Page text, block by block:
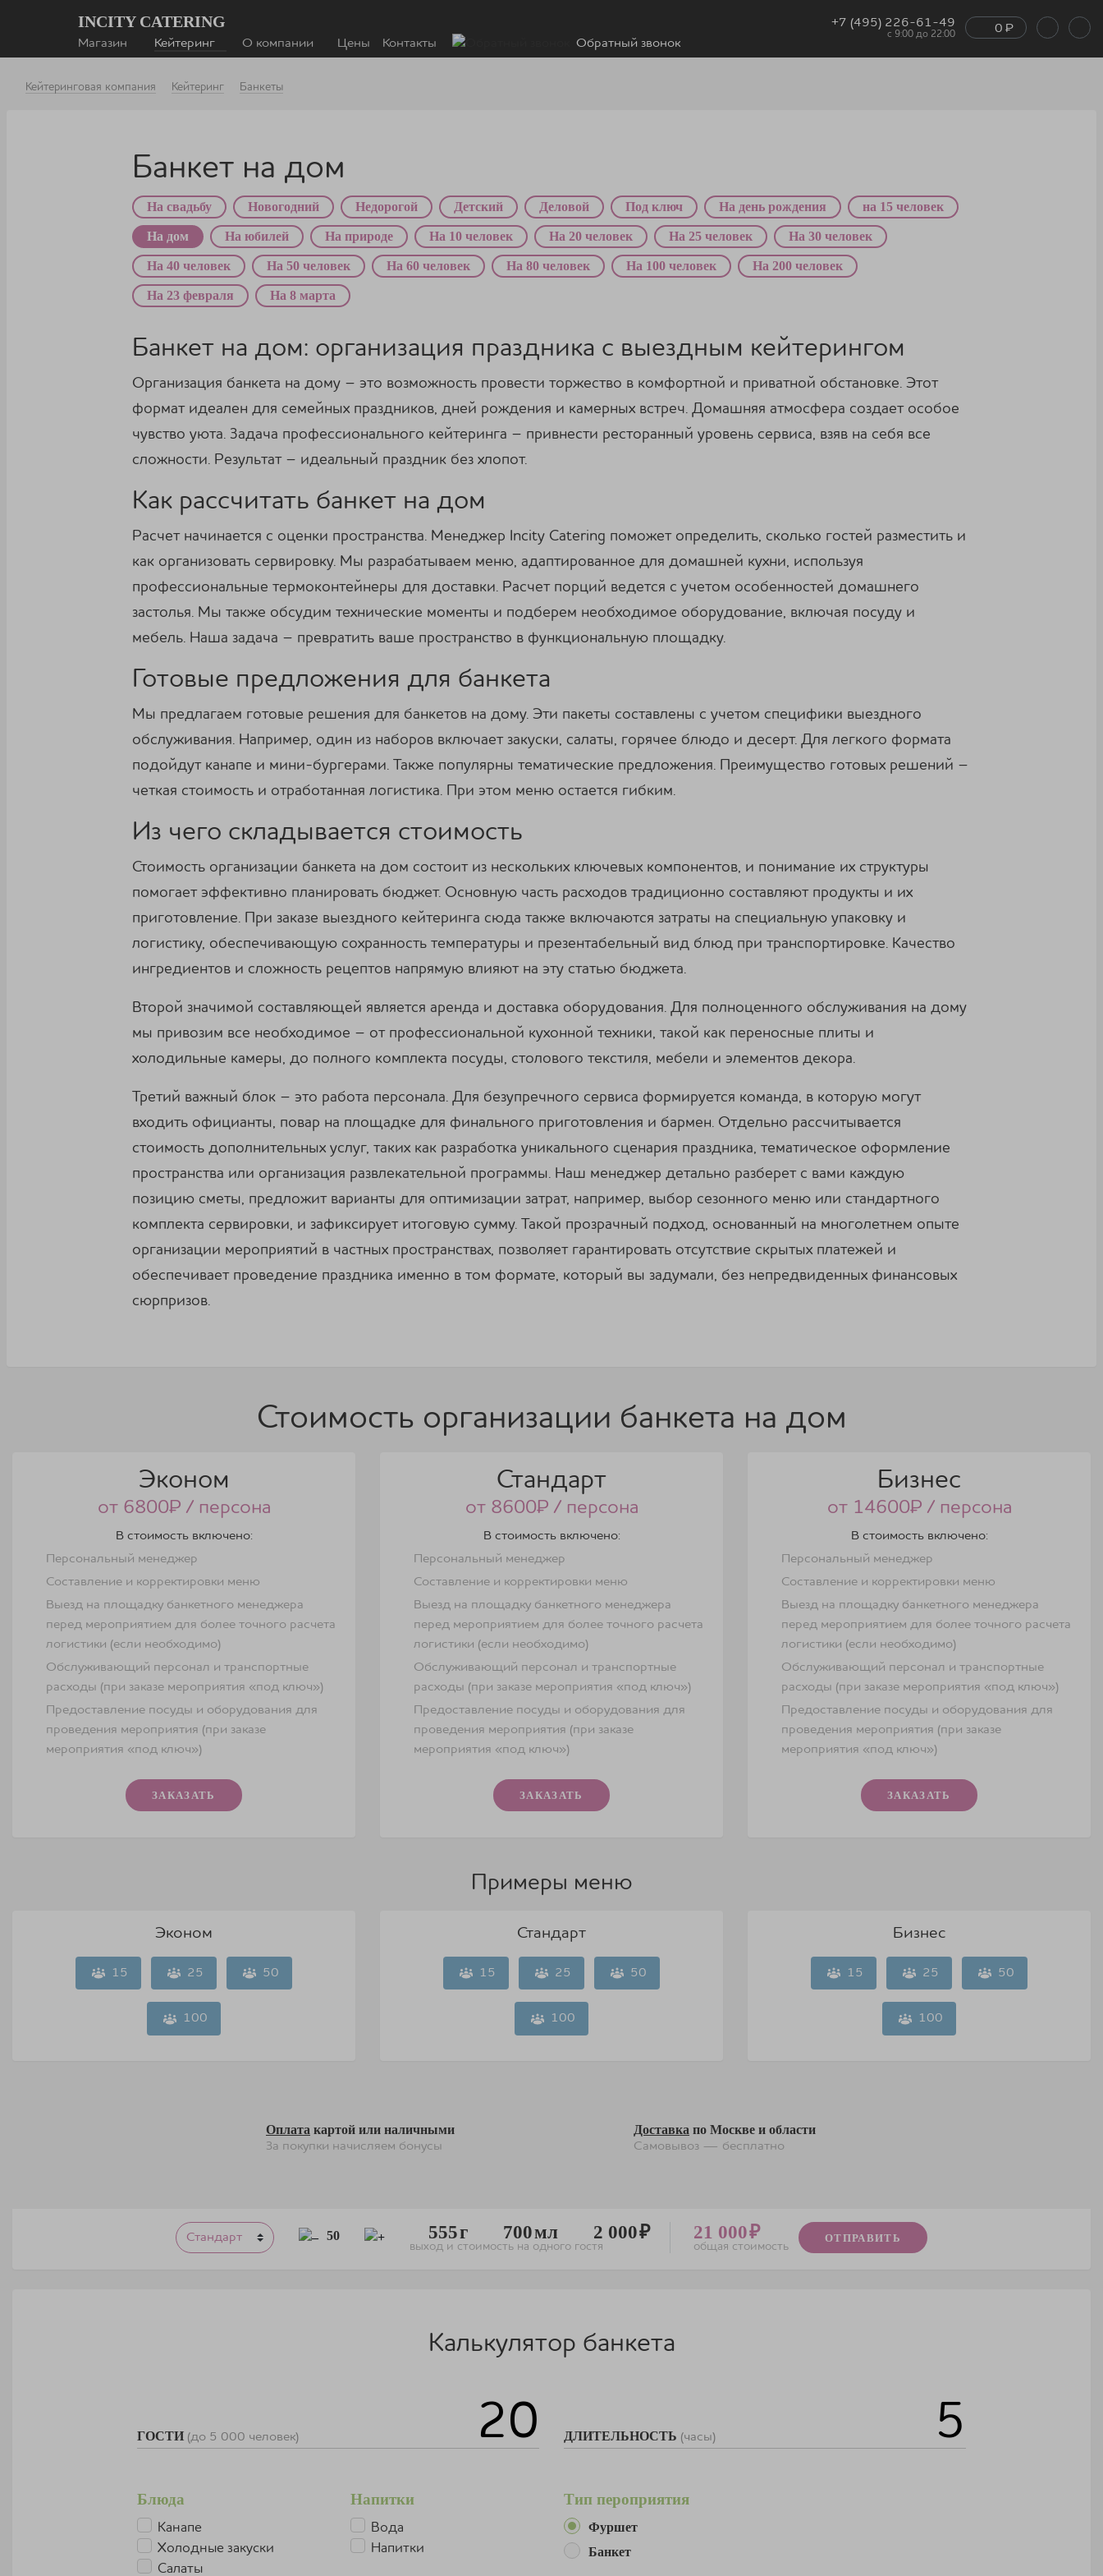
INCITY CATERING
Магазин Кейтеринг О компании Цены Контакты Обратный звонок
+7 (495) 226-61-49
с 9:00 до 22:00 0 ₽
Кейтеринговая компания Кейтеринг Банкеты
Банкет на дом
На свадьбу Новогодний Недорогой Детский Деловой Под ключ На день рождения на 15 человек
На дом На юбилей На природе На 10 человек На 20 человек На 25 человек На 30 человек
На 40 человек На 50 человек На 60 человек На 80 человек На 100 человек На 200 человек
На 23 февраля На 8 марта
Банкет на дом: организация праздника с выездным кейтерингом
Организация банкета на дому – это возможность провести торжество в комфортной и приватной обстановке. Этот
формат идеален для семейных праздников, дней рождения и камерных встреч. Домашняя атмосфера создает особое
чувство уюта. Задача профессионального кейтеринга – привнести ресторанный уровень сервиса, взяв на себя все
сложности. Результат – идеальный праздник без хлопот.
Как рассчитать банкет на дом
Расчет начинается с оценки пространства. Менеджер Incity Catering поможет определить, сколько гостей разместить и
как организовать сервировку. Мы разрабатываем меню, адаптированное для домашней кухни, используя
профессиональные термоконтейнеры для доставки. Расчет порций ведется с учетом особенностей домашнего
застолья. Мы также обсудим технические моменты и подберем необходимое оборудование, включая посуду и
мебель. Наша задача – превратить ваше пространство в функциональную площадку.
Готовые предложения для банкета
Мы предлагаем готовые решения для банкетов на дому. Эти пакеты составлены с учетом специфики выездного
обслуживания. Например, один из наборов включает закуски, салаты, горячее блюдо и десерт. Для легкого формата
подойдут канапе и мини-бургерами. Также популярны тематические предложения. Преимущество готовых решений –
четкая стоимость и отработанная логистика. При этом меню остается гибким.
Из чего складывается стоимость
Стоимость организации банкета на дом состоит из нескольких ключевых компонентов, и понимание их структуры
помогает эффективно планировать бюджет. Основную часть расходов традиционно составляют продукты и их
приготовление. При заказе выездного кейтеринга сюда также включаются затраты на специальную упаковку и
логистику, обеспечивающую сохранность температуры и презентабельный вид блюд при транспортировке. Качество
ингредиентов и сложность рецептов напрямую влияют на эту статью бюджета.
Второй значимой составляющей является аренда и доставка оборудования. Для полноценного обслуживания на дому
мы привозим все необходимое – от профессиональной кухонной техники, такой как переносные плиты и
холодильные камеры, до полного комплекта посуды, столового текстиля, мебели и элементов декора.
Третий важный блок – это работа персонала. Для безупречного сервиса формируется команда, в которую могут
входить официанты, повар на площадке для финального приготовления и бармен. Отдельно рассчитывается
стоимость дополнительных услуг, таких как разработка уникального сценария праздника, тематическое оформление
пространства или организация развлекательной программы. Наш менеджер детально разберет с вами каждую
позицию сметы, предложит варианты для оптимизации затрат, например, выбор сезонного меню или стандартного
комплекта сервировки, и зафиксирует итоговую сумму. Такой прозрачный подход, основанный на многолетнем опыте
организации мероприятий в частных пространствах, позволяет гарантировать отсутствие скрытых платежей и
обеспечивает проведение праздника именно в том формате, который вы задумали, без непредвиденных финансовых
сюрпризов.
Стоимость организации банкета на дом
Эконом
от 6800₽ / персона
В стоимость включено:
Персональный менеджер
Составление и корректировки меню
Выезд на площадку банкетного менеджера
перед мероприятием для более точного расчета
логистики (если необходимо)
Обслуживающий персонал и транспортные
расходы (при заказе мероприятия «под ключ»)
Предоставление посуды и оборудования для
проведения мероприятия (при заказе
мероприятия «под ключ»)
ЗАКАЗАТЬ
Стандарт
от 8600₽ / персона
В стоимость включено:
Персональный менеджер
Составление и корректировки меню
Выезд на площадку банкетного менеджера
перед мероприятием для более точного расчета
логистики (если необходимо)
Обслуживающий персонал и транспортные
расходы (при заказе мероприятия «под ключ»)
Предоставление посуды и оборудования для
проведения мероприятия (при заказе
мероприятия «под ключ»)
ЗАКАЗАТЬ
Бизнес
от 14600₽ / персона
В стоимость включено:
Персональный менеджер
Составление и корректировки меню
Выезд на площадку банкетного менеджера
перед мероприятием для более точного расчета
логистики (если необходимо)
Обслуживающий персонал и транспортные
расходы (при заказе мероприятия «под ключ»)
Предоставление посуды и оборудования для
проведения мероприятия (при заказе
мероприятия «под ключ»)
ЗАКАЗАТЬ
Примеры меню
Эконом
15 25 50
100
Стандарт
15 25 50
100
Бизнес
15 25 50
100
Оплата картой или наличными
За покупки начисляем бонусы
Доставка по Москве и области
Самовывоз — бесплатно
50 555 700 2 000
выход и стоимость на одного гостя
21 000
общая стоимость
ОТПРАВИТЬ
Калькулятор банкета
ГОСТИ (до 5 000 человек) ДЛИТЕЛЬНОСТЬ (часы)
Блюда
Канапе
Холодные закуски
Салаты
Напитки
Вода
Напитки
Тип пероприятия
Фуршет
Банкет
×
Спецпредложение!
при заказе от 10000Р
ХОЧУ